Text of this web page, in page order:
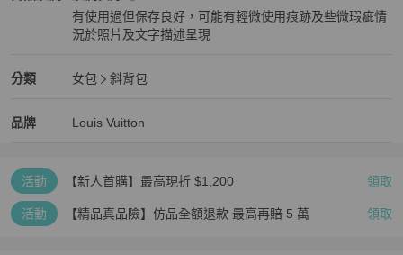
💳 支援 零卡分期付款，歡迎隨時私訊洽詢！
⚠️ 注意事項：二手商品售出後恕不接受退換貨，敬請理解。
有使用過但保存良好，可能有輕微使用痕跡及些微瑕疵情
況於照片及文字描述呈現
分類
Louis Vuitton女包 分類資訊
女包
斜背包
品牌
Louis Vuitton精品女包品牌介紹
Louis Vuitton
Louis Vuitton推薦清單
活動 【新人首購】最高現折 $1,200 領取
活動 【精品真品險】仿品全額退款 最高再賠 5 萬 領取